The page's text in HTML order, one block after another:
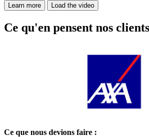
Learn more Load the video
Ce qu'en pensent nos clients
Ce que nous devions faire :